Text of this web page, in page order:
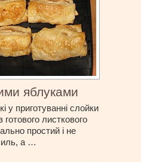
яблуками
у приготуванні слойки
готового листкового
простий і не
а …